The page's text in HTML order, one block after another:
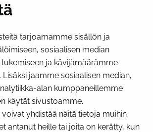
tarjoamamme sisällön ja
sosiaalisen median
ja kävijämäärämme
Lisäksi jaamme sosiaalisen median,
alan kumppaneillemme
käytät sivustoamme.
yhdistää näitä tietoja muihin
antanut heille tai joita on kerätty, kun
PI­KA­LINK­KE­JÄ
evästeasetukseni
MEDIA
Facebook InstagramYouTube